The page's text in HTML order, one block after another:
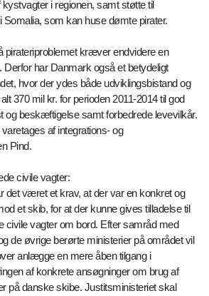
i regionen, samt støtte til
som kan huse dømte pirater.
pirateriproblemet kræver endvidere en
Derfor har Danmark også et betydeligt
hvor der ydes både udviklingsbistand og
370 mil kr. for perioden 2011-2014 til god
beskæftigelse samt forbedrede levevilkår.
af integrations- og
Pind.
civile vagter:
det været et krav, at der var en konkret og
et skib, for at der kunne gives tilladelse til
civile vagter om bord. Efter samråd med
de øvrige berørte ministerier på området vil
anlægge en mere åben tilgang i
af konkrete ansøgninger om brug af
på danske skibe. Justitsministeriet skal